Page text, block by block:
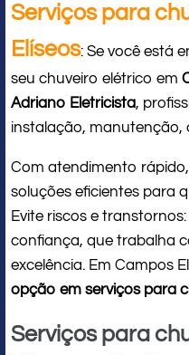
Serviços para
Elíseos: Se você está
seu chuveiro elétrico em
Adriano Eletricista,
instalação, manutenção,
Com atendimento
soluções eficientes para
Evite riscos e
confiança, que trabalha
excelência. Em Campos
opção em serviços para
Serviços para